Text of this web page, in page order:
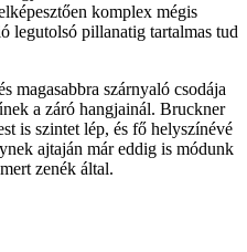
komplex mégis
legutolsó pillanatig tartalmas tud
magasabbra szárnyaló csodája
a záró hangjainál. Bruckner
is szintet lép, és fő helyszínévé
ajtaján már eddig is módunk
zenék által.